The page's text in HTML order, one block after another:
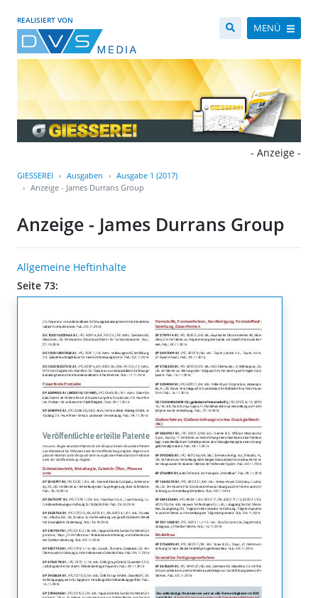
REALISIERT VON
MENÜ
- Anzeige -
GIESSEREI Ausgaben
Ausgabe 1 (2017)
Anzeige - James Durrans Group
Anzeige - James Durrans Group
Allgemeine Heftinhalte
Seite 73: